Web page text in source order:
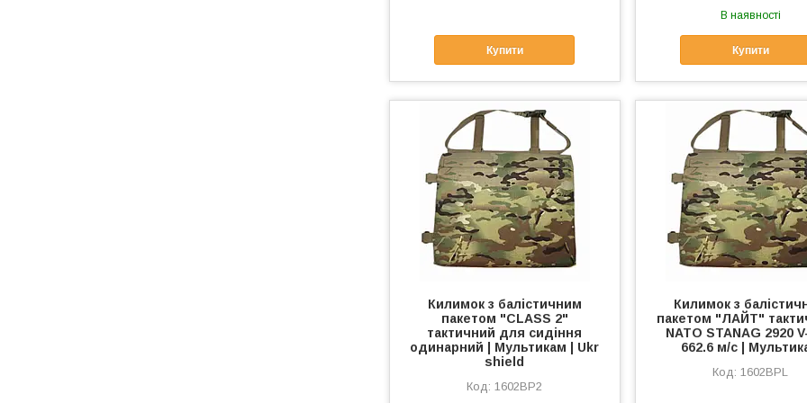
Купити
В наявності
Купити
Килимок з балістичним
пакетом "CLASS 2"
тактичний для сидіння
одинарний | Мультикам | Ukr
shield
1602BP2
Килимок з
пакетом "ЛАЙТ"
NATO STANAG 2920
662.6 м/с |
1602BPL